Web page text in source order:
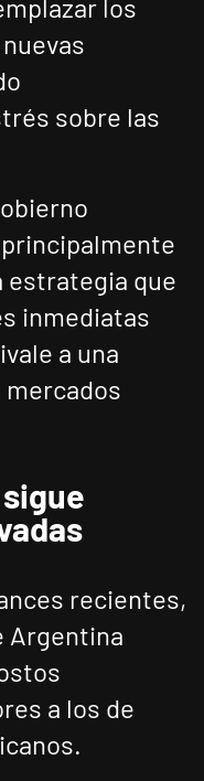
los
sobre las
estrategia que
inmediatas
a una
recientes,
Argentina
a los de